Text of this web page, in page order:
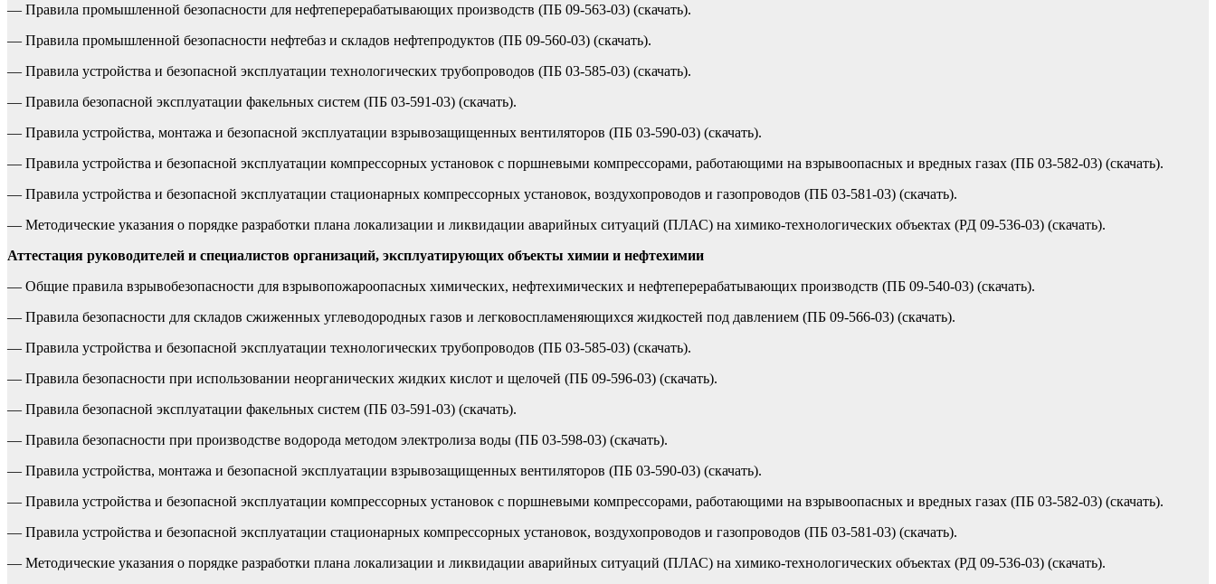
— Правила промышленной безопасности для нефтеперерабатывающих производств (ПБ 09-563-03) (скачать).
— Правила промышленной безопасности нефтебаз и складов нефтепродуктов (ПБ 09-560-03) (скачать).
— Правила устройства и безопасной эксплуатации технологических трубопроводов (ПБ 03-585-03) (скачать).
— Правила безопасной эксплуатации факельных систем (ПБ 03-591-03) (скачать).
— Правила устройства, монтажа и безопасной эксплуатации взрывозащищенных вентиляторов (ПБ 03-590-03) (скачать).
— Правила устройства и безопасной эксплуатации компрессорных установок с поршневыми компрессорами, работающими на взрывоопасных и вредных газах (ПБ 03-582-03) (скачать).
— Правила устройства и безопасной эксплуатации стационарных компрессорных установок, воздухопроводов и газопроводов (ПБ 03-581-03) (скачать).
— Методические указания о порядке разработки плана локализации и ликвидации аварийных ситуаций (ПЛАС) на химико-технологических объектах (РД 09-536-03) (скачать).
Аттестация руководителей и специалистов организаций, эксплуатирующих объекты химии и нефтехимии
— Общие правила взрывобезопасности для взрывопожароопасных химических, нефтехимических и нефтеперерабатывающих производств (ПБ 09-540-03) (скачать).
— Правила безопасности для складов сжиженных углеводородных газов и легковоспламеняющихся жидкостей под давлением (ПБ 09-566-03) (скачать).
— Правила устройства и безопасной эксплуатации технологических трубопроводов (ПБ 03-585-03) (скачать).
— Правила безопасности при использовании неорганических жидких кислот и щелочей (ПБ 09-596-03) (скачать).
— Правила безопасной эксплуатации факельных систем (ПБ 03-591-03) (скачать).
— Правила безопасности при производстве водорода методом электролиза воды (ПБ 03-598-03) (скачать).
— Правила устройства, монтажа и безопасной эксплуатации взрывозащищенных вентиляторов (ПБ 03-590-03) (скачать).
— Правила устройства и безопасной эксплуатации компрессорных установок с поршневыми компрессорами, работающими на взрывоопасных и вредных газах (ПБ 03-582-03) (скачать).
— Правила устройства и безопасной эксплуатации стационарных компрессорных установок, воздухопроводов и газопроводов (ПБ 03-581-03) (скачать).
— Методические указания о порядке разработки плана локализации и ликвидации аварийных ситуаций (ПЛАС) на химико-технологических объектах (РД 09-536-03) (скачать).